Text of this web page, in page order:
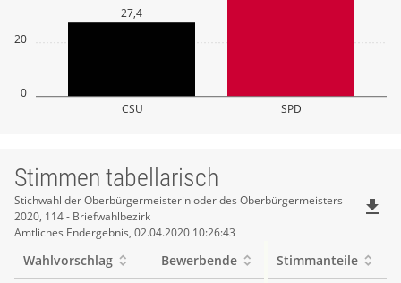
0
20
CSU SPD
27,4
Stimmen tabellarisch
Stimmen
tabellarisch
Stichwahl der Oberbürgermeisterin oder des Oberbürgermeisters
2020, 114 - Briefwahlbezirk
Amtliches Endergebnis, 02.04.2020 10:26:43
file_download
Wahlvorschlag Bewerbende
Stimmanteile